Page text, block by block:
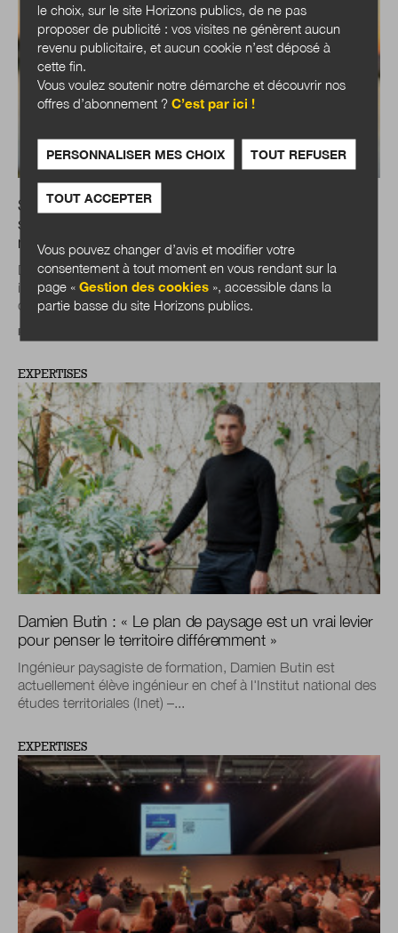
Simon Chignard : « L’IA et la data ne sont plus des
sujets techniques, ce sont devenus de véritables
marqueurs politiques »
Durant les élections municipales, l’Observatoire
indépendant Data Publica a analysé les programmes des
candidats sur le numérique, la data et l’IA...
Propos recueillis par
EXPERTISES
Damien Butin : « Le plan de paysage est un vrai levier
pour penser le territoire différemment »
Ingénieur paysagiste de formation, Damien Butin est
actuellement élève ingénieur en chef à l'Institut national des
études territoriales (Inet) –...
EXPERTISES
le choix, sur le site Horizons publics, de ne pas
proposer de publicité : vos visites ne génèrent aucun
revenu publicitaire, et aucun cookie n’est déposé à
cette fin.
Vous voulez soutenir notre démarche et découvrir nos
offres d’abonnement ?C’est par ici !
PERSONNALISER MES CHOIX TOUT REFUSER
TOUT ACCEPTER
Vous pouvez changer d’avis et modifier votre
consentement à tout moment en vous rendant sur la
page «Gestion des cookies », accessible dans la
partie basse du site Horizons publics.